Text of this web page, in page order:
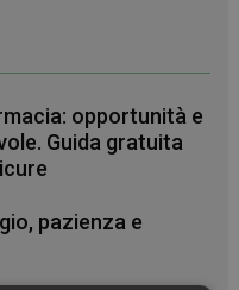
opportunità e
Guida gratuita
pazienza e